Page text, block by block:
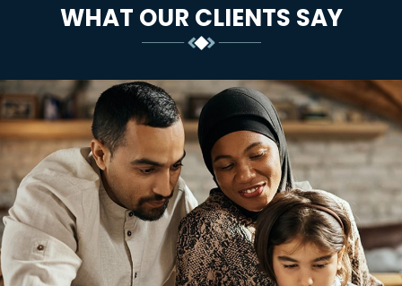
WHAT OUR CLIENTS SAY